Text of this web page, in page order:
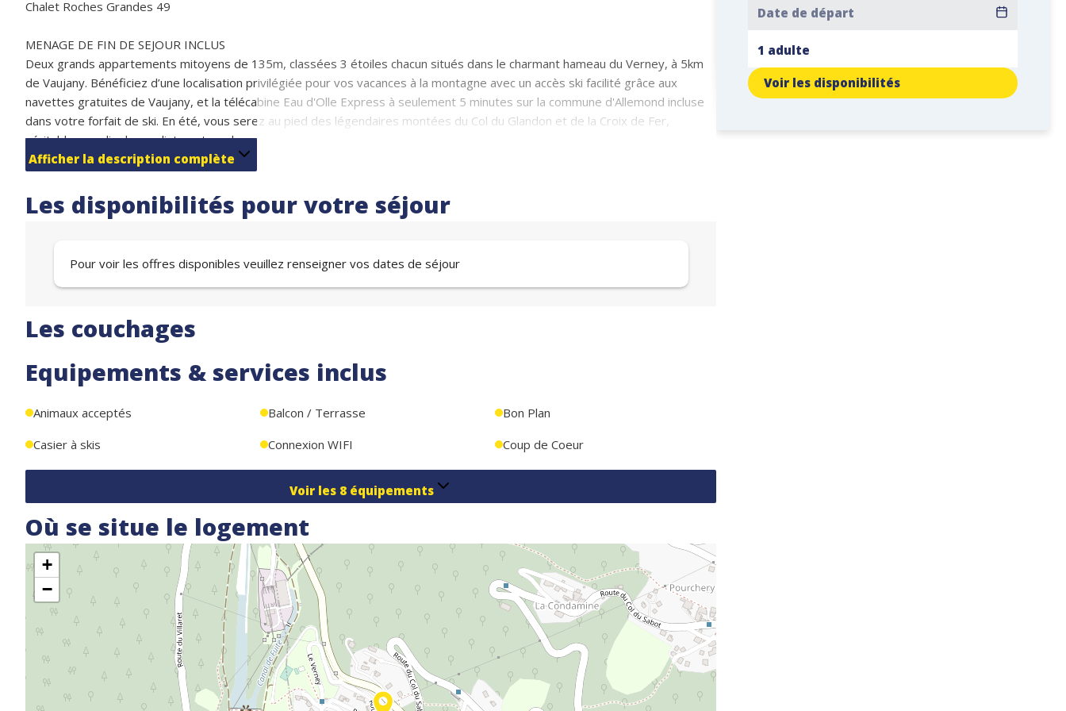
Chalet Roches Grandes 49
MENAGE DE FIN DE SEJOUR INCLUS
Deux grands appartements mitoyens de 135m, classées 3 étoiles chacun situés dans le charmant hameau du Verney, à 5km
de Vaujany. Bénéficiez d’une localisation privilégiée pour vos vacances à la montagne avec un accès ski facilité grâce aux
navettes gratuites de Vaujany, et la télécabine Eau d'Olle Express à seulement 5 minutes sur la commune d'Allemond incluse
dans votre forfait de ski. En été, vous serez au pied des légendaires montées du Col du Glandon et de la Croix de Fer,
véritable paradis des cyclistes et randonneurs.
Équipements complets pour votre confort : lave-linge, sèche-linge, lave-vaisselle, parking privatif, local à skis et vélos
WC séparés.
Location flexible d'1 ou 2 appartements (16 ou 32 personnes)
2 chambres avec 1 lit double de 140cm (4 couchages)
2 chambres avec 1 lit superposé et 1 lit simple de 80cm (6 couchages).
Afficher la description complète
Les disponibilités pour votre séjour
Pour voir les offres disponibles veuillez renseigner vos dates de séjour
Les couchages
Equipements & services inclus
Animaux acceptés Balcon / Terrasse
Bon Plan
Casier à skis
Connexion WIFI Coup de Coeur
Voir les 8 équipements
Où se situe le logement
+
−
Voir les disponibilités